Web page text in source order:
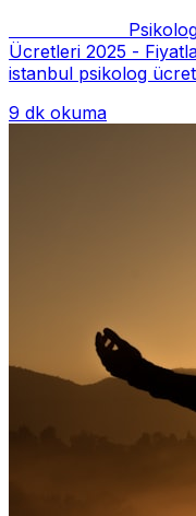
Psikolog
Ücretleri 2025 -
istanbul psikolog
9 dk okuma